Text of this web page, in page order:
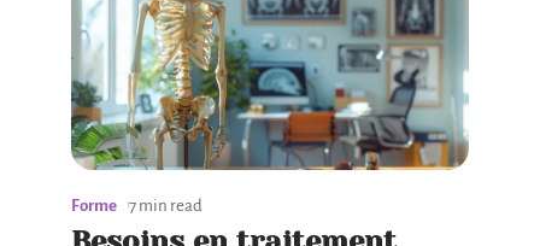
Forme 7 min read